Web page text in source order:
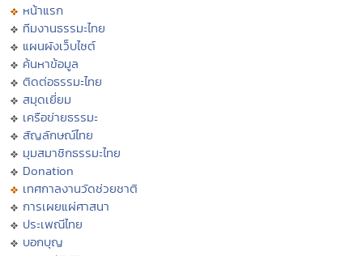
หน้าแรก
ทีมงานธรรมะไทย
แผนผังเว็บไซต์
ค้นหาข้อมูล
ติดต่อธรรมะไทย
สมุดเยี่ยม
เครือข่ายธรรมะ
สัญลักษณ์ไทย
มุมสมาชิกธรรมะไทย
Donation
เทศกาลงานวัดช่วยชาติ
การเผยแผ่ศาสนา
ประเพณีไทย
บอกบุญ